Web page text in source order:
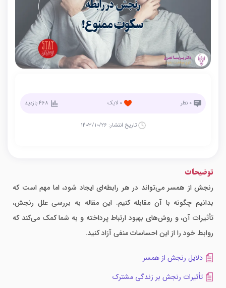
0 نظر 0 لایک 468بازدید
تاریخ انتشار: 1403/10/26
توضیحات
رنجش از همسر می‌تواند در هر رابطه‌ای ایجاد شود، اما مهم است که
بدانیم چگونه با آن مقابله کنیم. این مقاله به بررسی علل رنجش،
تأثیرات آن، و روش‌های بهبود ارتباط پرداخته و به شما کمک می‌کند که
روابط خود را از این احساسات منفی آزاد کنید.
دلایل رنجش از همسر
تأثیرات رنجش بر زندگی مشترک